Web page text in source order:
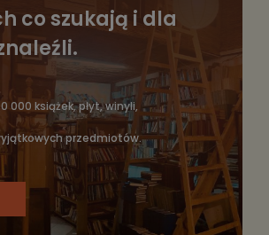
co szukają i dla
000 książek, płyt, winyli,
przedmiotów.